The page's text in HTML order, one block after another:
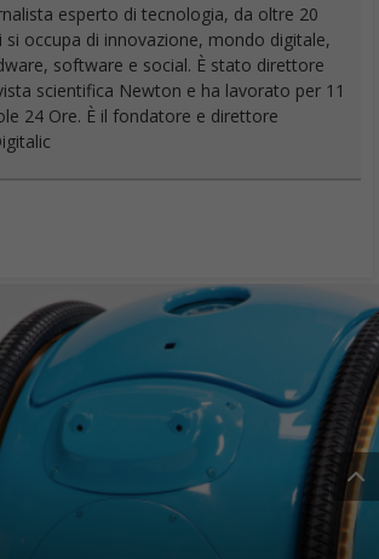
esperto di tecnologia, da oltre 20
si occupa di innovazione, mondo digitale,
software e social. È stato direttore
scientifica Newton e ha lavorato per 11
24 Ore. È il fondatore e direttore